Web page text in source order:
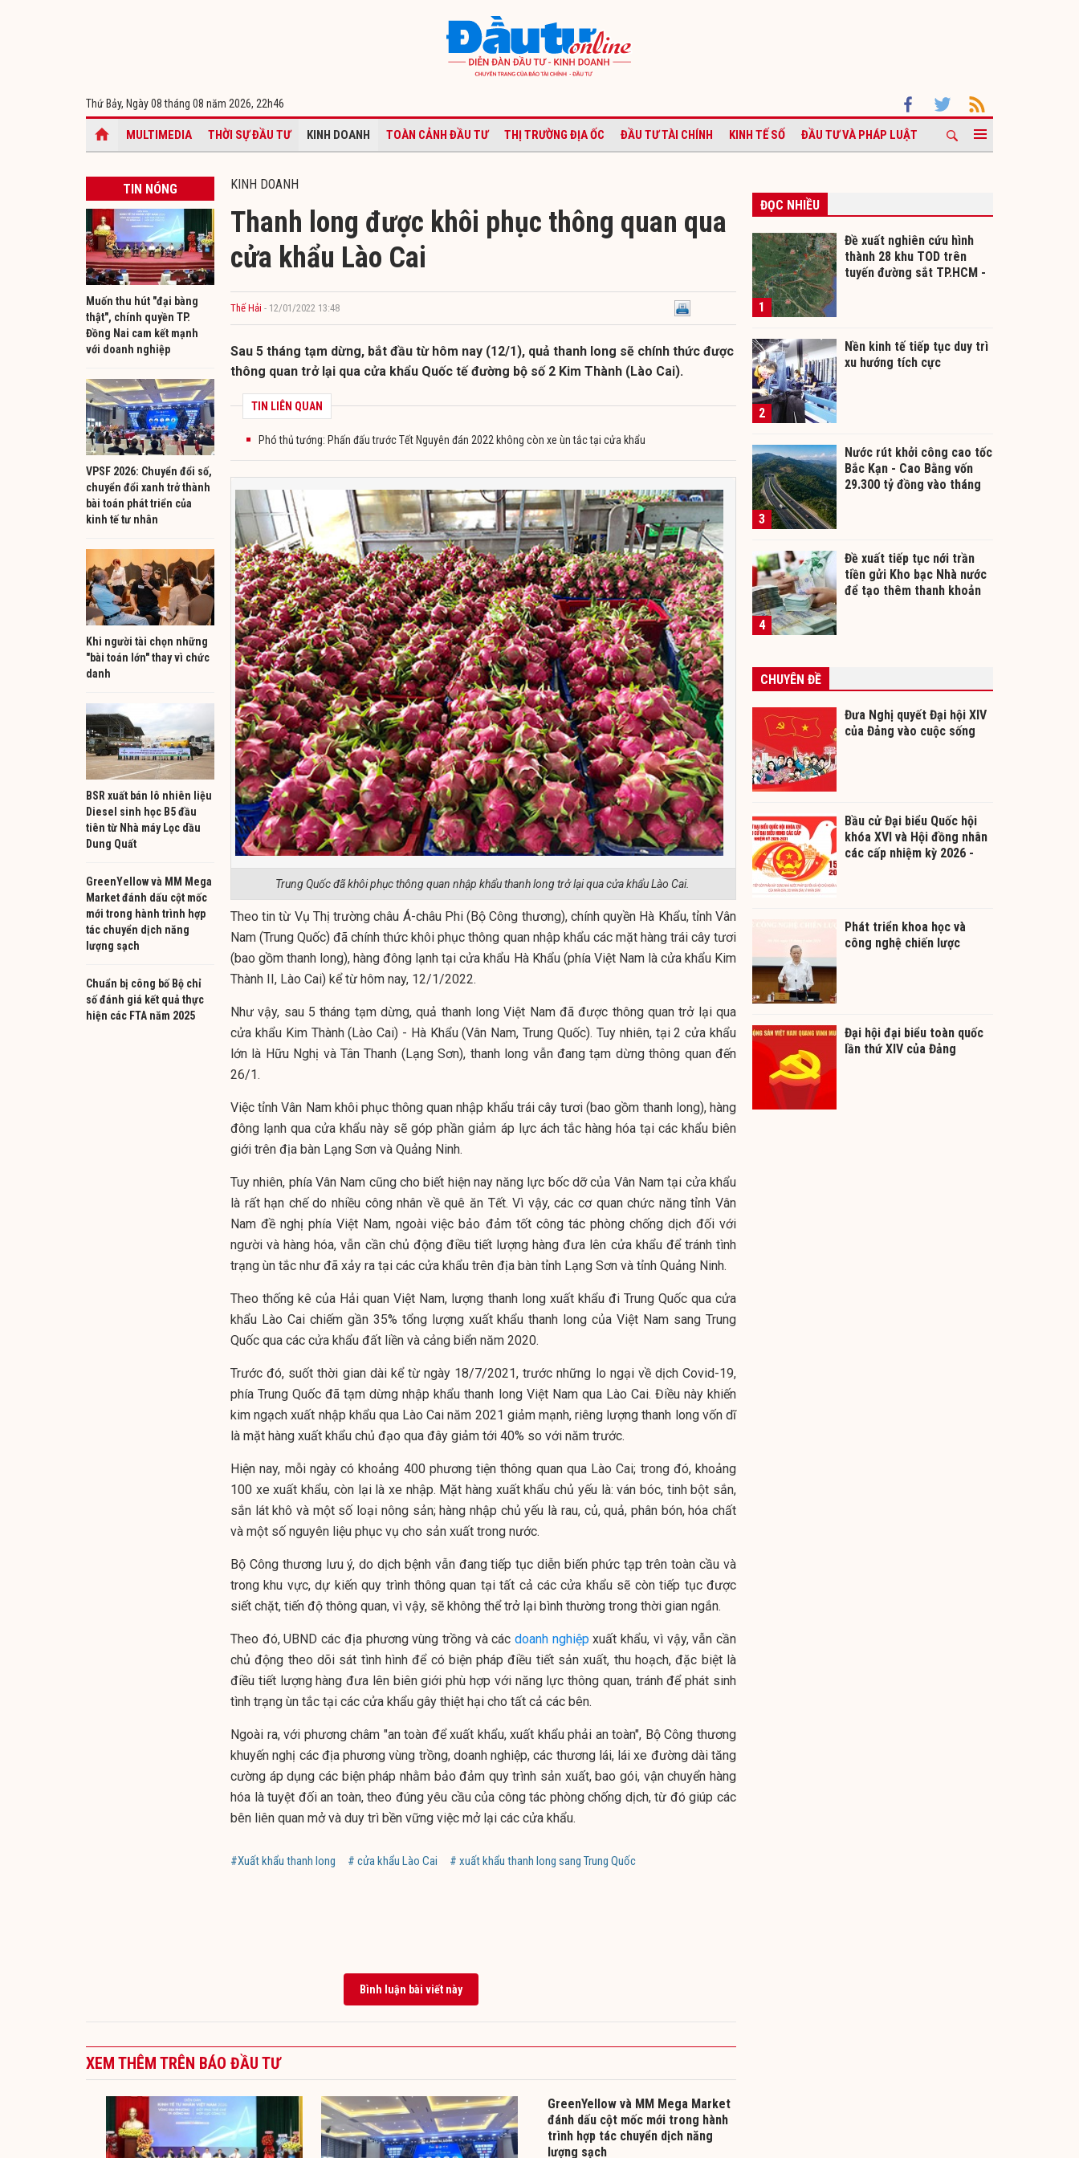
Thứ Bảy, Ngày 08 tháng 08 năm 2026, 22h46
MULTIMEDIA THỜI SỰ ĐẦU TƯ KINH DOANH TOÀN CẢNH ĐẦU TƯ THỊ TRƯỜNG ĐỊA ỐC ĐẦU TƯ TÀI CHÍNH KINH TẾ SỐ ĐẦU TƯ VÀ PHÁP LUẬT
TIN NÓNG
Muốn thu hút "đại bàng
thật", chính quyền TP.
Đồng Nai cam kết mạnh
với doanh nghiệp
VPSF 2026: Chuyển đổi số,
chuyển đổi xanh trở thành
bài toán phát triển của
kinh tế tư nhân
Khi người tài chọn những
"bài toán lớn" thay vì chức
danh
BSR xuất bán lô nhiên liệu
Diesel sinh học B5 đầu
tiên từ Nhà máy Lọc dầu
Dung Quất
GreenYellow và MM Mega
Market đánh dấu cột mốc
mới trong hành trình hợp
tác chuyển dịch năng
lượng sạch
Chuẩn bị công bố Bộ chỉ
số đánh giá kết quả thực
hiện các FTA năm 2025
KINH DOANH
Thanh long được khôi phục thông quan qua
cửa khẩu Lào Cai
Thế Hải - 12/01/2022 13:48
Sau 5 tháng tạm dừng, bắt đầu từ hôm nay (12/1), quả thanh long sẽ chính thức được
thông quan trở lại qua cửa khẩu Quốc tế đường bộ số 2 Kim Thành (Lào Cai).
TIN LIÊN QUAN
Phó thủ tướng: Phấn đấu trước Tết Nguyên đán 2022 không còn xe ùn tắc tại cửa khẩu
Trung Quốc đã khôi phục thông quan nhập khẩu thanh long trở lại qua cửa khẩu Lào Cai.
Theo tin từ Vụ Thị trường châu Á-châu Phi (Bộ Công thương), chính quyền Hà Khẩu, tỉnh Vân
Nam (Trung Quốc) đã chính thức khôi phục thông quan nhập khẩu các mặt hàng trái cây tươi
(bao gồm thanh long), hàng đông lạnh tại cửa khẩu Hà Khẩu (phía Việt Nam là cửa khẩu Kim
Thành II, Lào Cai) kể từ hôm nay, 12/1/2022.
Như vậy, sau 5 tháng tạm dừng, quả thanh long Việt Nam đã được thông quan trở lại qua
cửa khẩu Kim Thành (Lào Cai) - Hà Khẩu (Vân Nam, Trung Quốc). Tuy nhiên, tại 2 cửa khẩu
lớn là Hữu Nghị và Tân Thanh (Lạng Sơn), thanh long vẫn đang tạm dừng thông quan đến
26/1.
Việc tỉnh Vân Nam khôi phục thông quan nhập khẩu trái cây tươi (bao gồm thanh long), hàng
đông lạnh qua cửa khẩu này sẽ góp phần giảm áp lực ách tắc hàng hóa tại các khẩu biên
giới trên địa bàn Lạng Sơn và Quảng Ninh.
Tuy nhiên, phía Vân Nam cũng cho biết hiện nay năng lực bốc dỡ của Vân Nam tại cửa khẩu
là rất hạn chế do nhiều công nhân về quê ăn Tết. Vì vậy, các cơ quan chức năng tỉnh Vân
Nam đề nghị phía Việt Nam, ngoài việc bảo đảm tốt công tác phòng chống dịch đối với
người và hàng hóa, vẫn cần chủ động điều tiết lượng hàng đưa lên cửa khẩu để tránh tình
trạng ùn tắc như đã xảy ra tại các cửa khẩu trên địa bàn tỉnh Lạng Sơn và tỉnh Quảng Ninh.
Theo thống kê của Hải quan Việt Nam, lượng thanh long xuất khẩu đi Trung Quốc qua cửa
khẩu Lào Cai chiếm gần 35% tổng lượng xuất khẩu thanh long của Việt Nam sang Trung
Quốc qua các cửa khẩu đất liền và cảng biển năm 2020.
Trước đó, suốt thời gian dài kể từ ngày 18/7/2021, trước những lo ngại về dịch Covid-19,
phía Trung Quốc đã tạm dừng nhập khẩu thanh long Việt Nam qua Lào Cai. Điều này khiến
kim ngạch xuất nhập khẩu qua Lào Cai năm 2021 giảm mạnh, riêng lượng thanh long vốn dĩ
là mặt hàng xuất khẩu chủ đạo qua đây giảm tới 40% so với năm trước.
Hiện nay, mỗi ngày có khoảng 400 phương tiện thông quan qua Lào Cai; trong đó, khoảng
100 xe xuất khẩu, còn lại là xe nhập. Mặt hàng xuất khẩu chủ yếu là: ván bóc, tinh bột sắn,
sắn lát khô và một số loại nông sản; hàng nhập chủ yếu là rau, củ, quả, phân bón, hóa chất
và một số nguyên liệu phục vụ cho sản xuất trong nước.
Bộ Công thương lưu ý, do dịch bệnh vẫn đang tiếp tục diễn biến phức tạp trên toàn cầu và
trong khu vực, dự kiến quy trình thông quan tại tất cả các cửa khẩu sẽ còn tiếp tục được
siết chặt, tiến độ thông quan, vì vậy, sẽ không thể trở lại bình thường trong thời gian ngắn.
Theo đó, UBND các địa phương vùng trồng và cácdoanh nghiệpxuất khẩu, vì vậy, vẫn cần
chủ động theo dõi sát tình hình để có biện pháp điều tiết sản xuất, thu hoạch, đặc biệt là
điều tiết lượng hàng đưa lên biên giới phù hợp với năng lực thông quan, tránh để phát sinh
tình trạng ùn tắc tại các cửa khẩu gây thiệt hại cho tất cả các bên.
Ngoài ra, với phương châm "an toàn để xuất khẩu, xuất khẩu phải an toàn", Bộ Công thương
khuyến nghị các địa phương vùng trồng, doanh nghiệp, các thương lái, lái xe đường dài tăng
cường áp dụng các biện pháp nhằm bảo đảm quy trình sản xuất, bao gói, vận chuyển hàng
hóa là tuyệt đối an toàn, theo đúng yêu cầu của công tác phòng chống dịch, từ đó giúp các
bên liên quan mở và duy trì bền vững việc mở lại các cửa khẩu.
#Xuất khẩu thanh long # cửa khẩu Lào Cai # xuất khẩu thanh long sang Trung Quốc
Bình luận bài viết này
XEM THÊM TRÊN BÁO ĐẦU TƯ
GreenYellow và MM Mega Market
đánh dấu cột mốc mới trong hành
trình hợp tác chuyển dịch năng
lượng sạch
ĐỌC NHIỀU
1
Đề xuất nghiên cứu hình
thành 28 khu TOD trên
tuyến đường sắt TP.HCM -
2
Nền kinh tế tiếp tục duy trì
xu hướng tích cực
3
Nước rút khởi công cao tốc
Bắc Kạn - Cao Bằng vốn
29.300 tỷ đồng vào tháng
4
Đề xuất tiếp tục nới trần
tiền gửi Kho bạc Nhà nước
để tạo thêm thanh khoản
CHUYÊN ĐỀ
Đưa Nghị quyết Đại hội XIV
của Đảng vào cuộc sống
Bầu cử Đại biểu Quốc hội
khóa XVI và Hội đồng nhân
các cấp nhiệm kỳ 2026 -
Phát triển khoa học và
công nghệ chiến lược
Đại hội đại biểu toàn quốc
lần thứ XIV của Đảng